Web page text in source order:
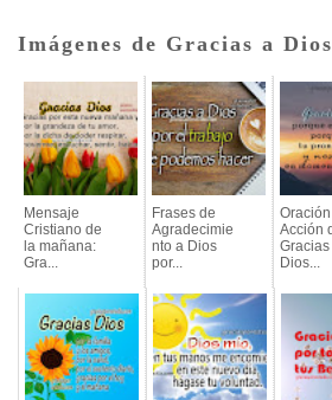
Imágenes de Gracias a
Mensaje
Cristiano de
la mañana:
Gra...
Frases de
Agradecimie
nto a Dios
por...
Acción
Gracias
Dios...